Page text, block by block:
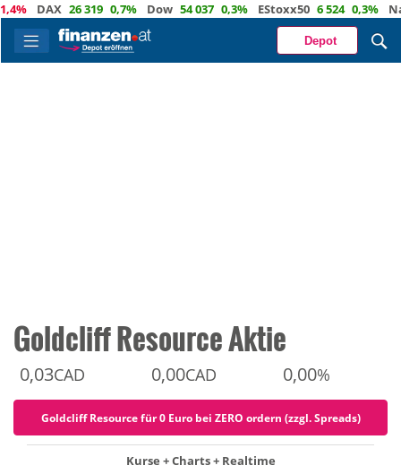
DAX 26 319 0,7% Dow 54 037 0,3% EStoxx50 6 524 0,3%
Depot
Goldcliff Resource Aktie
0,03CAD 0,00CAD 0,00%
Goldcliff Resource für 0 Euro bei ZERO ordern (zzgl. Spreads)
Kurse + Charts + Realtime